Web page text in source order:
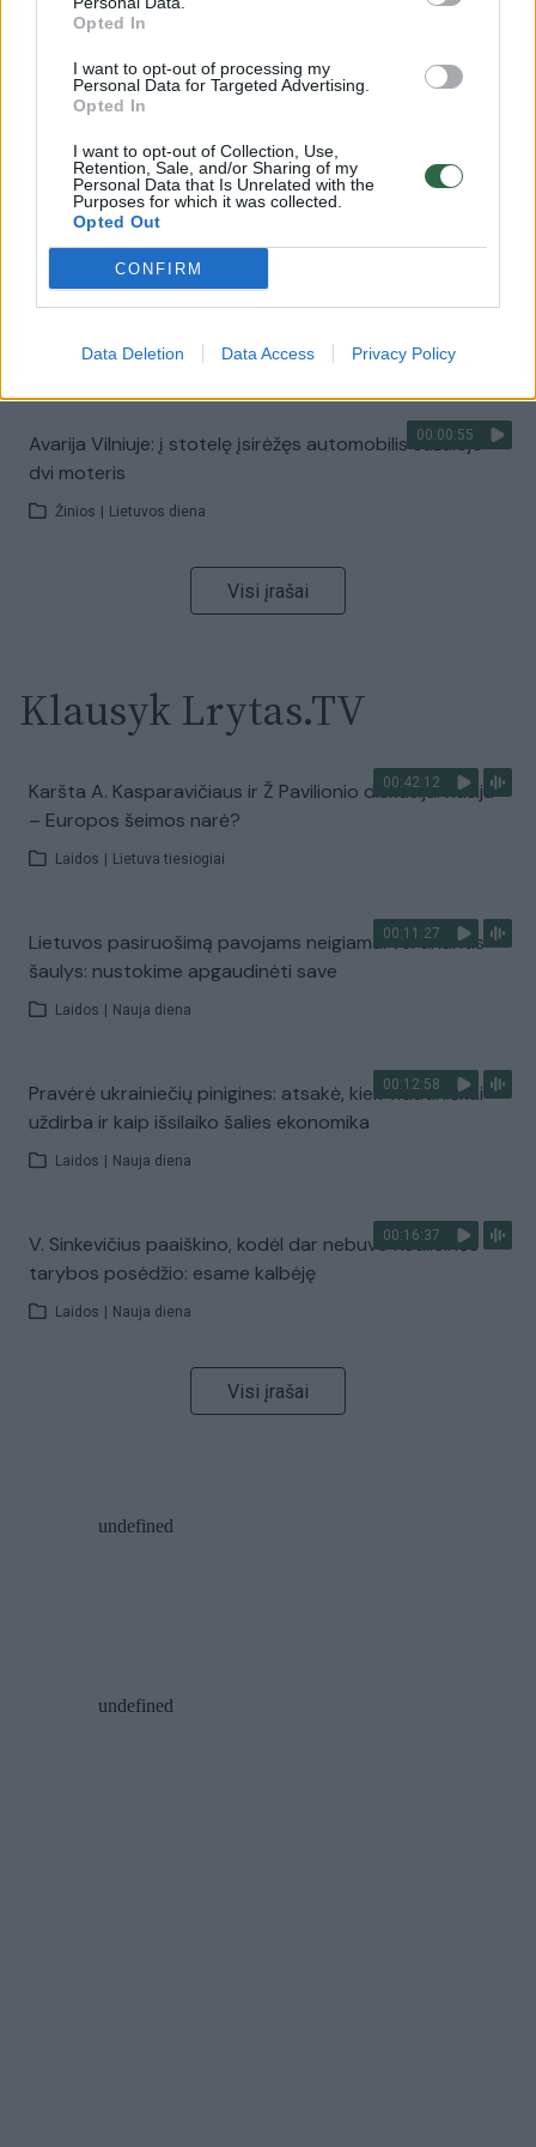
Opted In
I want to opt-out of processing my
Personal Data for Targeted Advertising.
Opted In
I want to opt-out of Collection, Use,
Retention, Sale, and/or Sharing of my
Personal Data that Is Unrelated with the
Purposes for which it was collected.
Opted Out
CONFIRM
Data Deletion Data Access Privacy Policy
vaiko gyvybių išgelbėti nepavyko
Žinios
Savaitės vidurys nusimato karštas: temperatūra kils iki
32 laipsnių šilumos
Žinios | Orai
Nufilmavo, kaip patvino Vilniaus Vakarinis aplinkkelis:
Žinios | Lietuvos diena
00:00:55
Avarija Vilniuje: į stotelę įsirėžęs automobilis sužalojo
dvi moteris
Žinios Lietuvos diena
Visi įrašai
Klausyk Lrytas.TV
00:42:12
Karšta A. Kasparavičiaus ir Ž Pavilionio diskusija: Rusija
– Europos šeimos narė?
Laidos Lietuva tiesiogiai
00:11:27
Lietuvos pasiruošimą pavojams neigiamai vertinantis
šaulys: nustokime apgaudinėti save
Laidos Nauja diena
00:12:58
Pravėrė ukrainiečių pinigines: atsakė, kiek vidutiniškai
uždirba ir kaip išsilaiko šalies ekonomika
Laidos Nauja diena
00:16:37
V. Sinkevičius paaiškino, kodėl dar nebuvo Koalicinės
tarybos posėdžio: esame kalbėję
Laidos Nauja diena
Visi įrašai